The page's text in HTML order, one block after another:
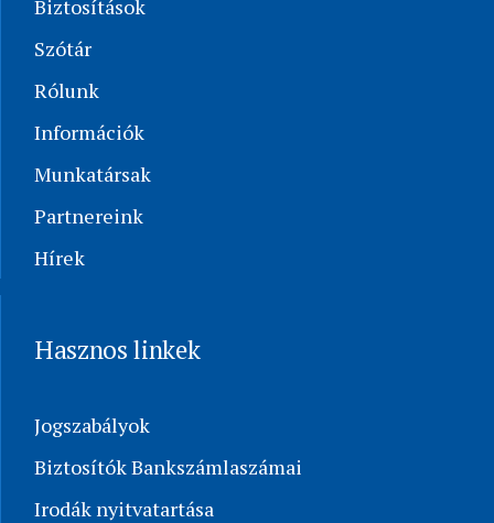
Biztosítások
Szótár
Rólunk
Információk
Munkatársak
Partnereink
Hírek
Hasznos linkek
Jogszabályok
Biztosítók Bankszámlaszámai
Irodák nyitvatartása